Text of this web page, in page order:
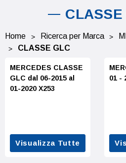
CLASSE
Home Ricerca per Marca
CLASSE GLC
MERCEDES CLASSE
GLC dal 06-2015 al
01-2020 X253
Visualizza Tutte
01 -